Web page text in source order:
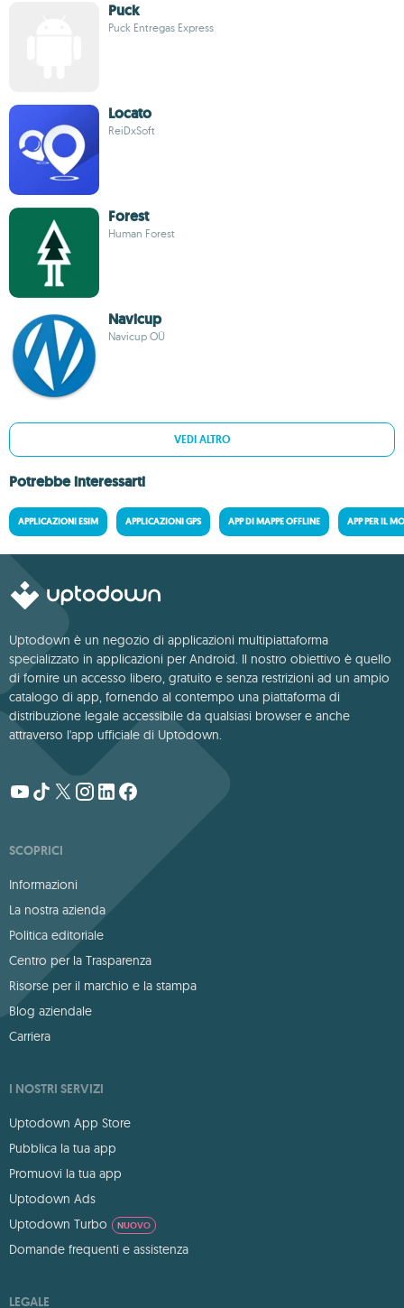
Puck
Puck Entregas Express
Locato
ReiDxSoft
Forest
Human Forest
Navicup
Navicup OÜ
VEDI ALTRO
Potrebbe interessarti
APPLICAZIONI ESIM APPLICAZIONI GPS APP DI MAPPE OFFLINE APP PER IL
Uptodown è un negozio di applicazioni multipiattaforma
specializzato in applicazioni per Android. Il nostro obiettivo è quello
di fornire un accesso libero, gratuito e senza restrizioni ad un ampio
catalogo di app, fornendo al contempo una piattaforma di
distribuzione legale accessibile da qualsiasi browser e anche
attraverso l'app ufficiale di Uptodown.
SCOPRICI
Informazioni
La nostra azienda
Politica editoriale
Centro per la Trasparenza
Risorse per il marchio e la stampa
Blog aziendale
Carriera
I NOSTRI SERVIZI
Uptodown App Store
Pubblica la tua app
Promuovi la tua app
Uptodown Ads
Uptodown Turbo
NUOVO
Domande frequenti e assistenza
LEGALE